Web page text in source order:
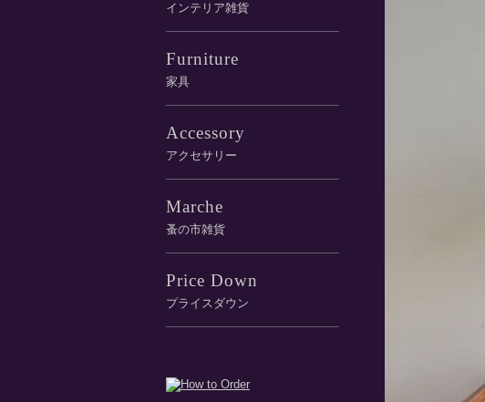
インテリア雑貨
Furniture
家具
Accessory
アクセサリー
Marche
蚤の市雑貨
Price Down
プライスダウン